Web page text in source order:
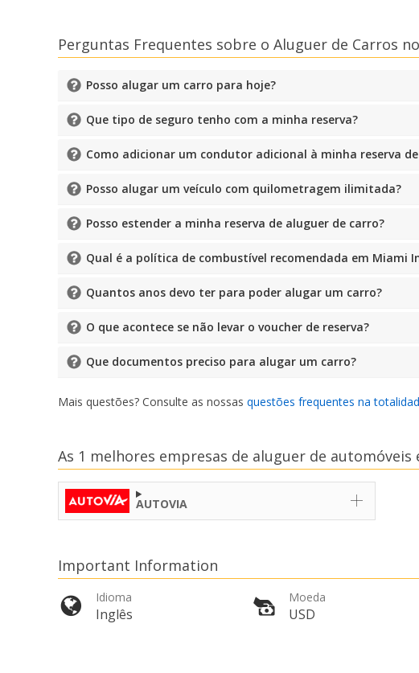
Perguntas Frequentes sobre o Aluguer de Carros
Posso alugar um carro para hoje?
Que tipo de seguro tenho com a minha reserva?
Como adicionar um condutor adicional à minha reserva
Posso alugar um veículo com quilometragem ilimitada?
Posso estender a minha reserva de aluguer de carro?
Qual é a política de combustível recomendada em Miami
Quantos anos devo ter para poder alugar um carro?
O que acontece se não levar o voucher de reserva?
Que documentos preciso para alugar um carro?
Mais questões? Consulte as nossas questões frequentes na
As 1 melhores empresas de aluguer de
AUTOVIA
Important Information
Idioma
Inglês
Moeda
USD